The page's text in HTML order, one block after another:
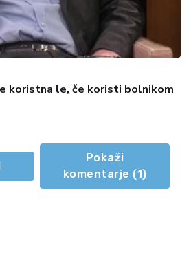
koristna le, če koristi bolnikom
Pokaži
komentarje (1)